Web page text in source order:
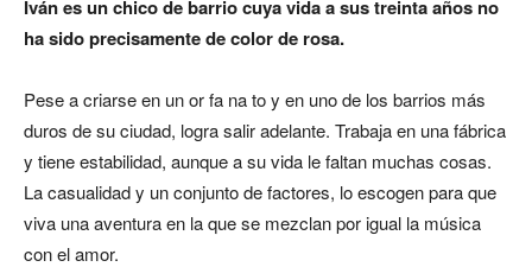
Iván es un chico de barrio cuya vida a sus treinta años no
ha sido precisamente de color de rosa.
Pese a criarse en un or fa na to y en uno de los barrios más
duros de su ciudad, logra salir adelante. Trabaja en una fábrica
y tiene estabilidad, aunque a su vida le faltan muchas cosas.
La casualidad y un conjunto de factores, lo escogen para que
viva una aventura en la que se mezclan por igual la música
con el amor.